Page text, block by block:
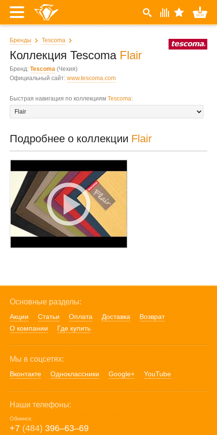
Бренды Tescoma
Коллекция Tescoma Flair
Бренд: Tescoma (Чехия)
Официальный сайт: www.tescoma.com
Быстрая навигация по коллекциям Tescoma:
Подробнее о коллекции Flair
Основные разделы:
Акции Статьи Оплата Доставка
Возврат
О компании
Где купить
Мы в соцсетях:
Вконтакте Одноклассники Google+ YouTube
Наши телефоны:
Обнинск:
+7 (484) 396‒63‒69